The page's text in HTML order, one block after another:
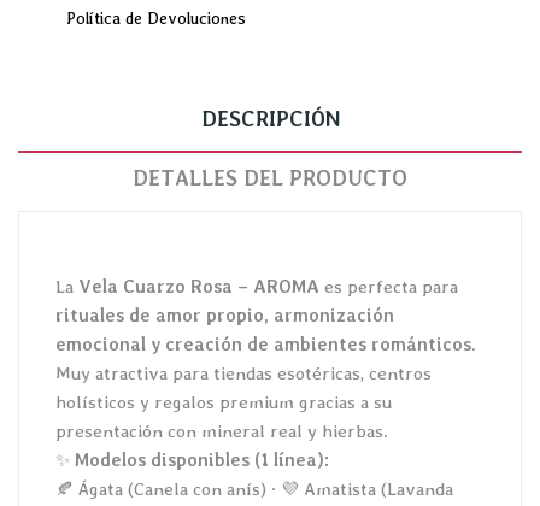
Política de Devoluciones
DESCRIPCIÓN
DETALLES DEL PRODUCTO
La Vela Cuarzo Rosa – AROMA es perfecta para
rituales de amor propio, armonización
emocional y creación de ambientes románticos.
Muy atractiva para tiendas esotéricas, centros
holísticos y regalos premium gracias a su
presentación con mineral real y hierbas.
✨ Modelos disponibles (1 línea):
🍂 Ágata (Canela con anís) · 💜 Amatista (Lavanda